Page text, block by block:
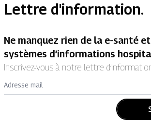
Lettre d'information.
Ne manquez rien de la e-santé
systèmes d’informations
Inscrivez-vous à notre lettre
Adresse mail